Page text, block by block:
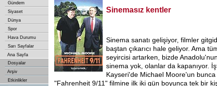
Gündem
Siyaset
Dünya
Spor
Hava Durumu
Sarı Sayfalar
Ana Sayfa
Dosyalar
Arşiv
Etkinlikler
Sinemasız kentler
Sinema sanatı gelişiyor, filmler
baştan çıkarıcı hale geliyor. Ama
seyircisi artarken, bizde
sinema yok, olanlar da kapanıyor.
Kayseri'de Michael Moore'un
"Fahrenheit 9/11" filmine ilk iki gün boyunca tek bir